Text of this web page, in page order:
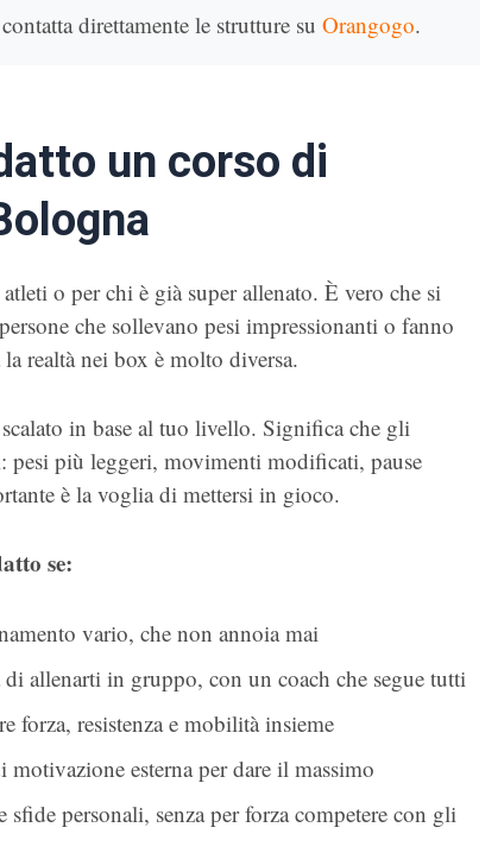
direttamente le strutture su Orangogo.
un corso di
o per chi è già super allenato. È vero che si
che sollevano pesi impressionanti o fanno
realtà nei box è molto diversa.
in base al tuo livello. Significa che gli
pesi più leggeri, movimenti modificati, pause
è la voglia di mettersi in gioco.
se:
vario, che non annoia mai
di allenarti in gruppo, con un coach che segue tutti
forza, resistenza e mobilità insieme
esterna per dare il massimo
personali, senza per forza competere con gli